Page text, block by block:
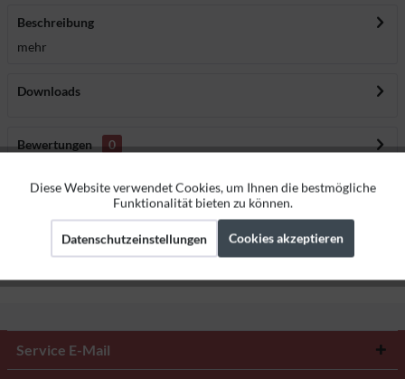
Beschreibung
mehr
Downloads
Bewertungen
0
Herstellerangaben
Service E-Mail
Funktionale Aktiv
Marketing Aktiv
Diese Website verwendet Cookies, um Ihnen die bestmögliche
Funktionalität bieten zu können.
Datenschutzeinstellungen Cookies akzeptieren